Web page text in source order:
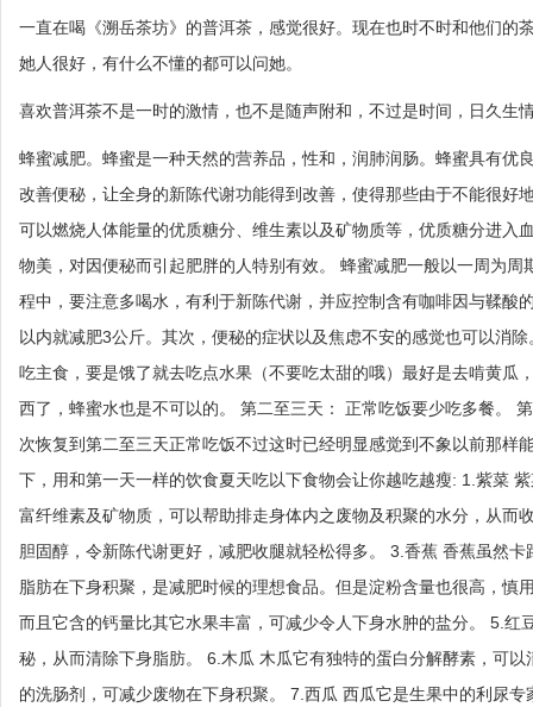
一直在喝《溯岳茶坊》的普洱茶，感觉很好。现在也时不时和他们
她人很好，有什么不懂的都可以问她。
喜欢普洱茶不是一时的激情，也不是随声附和，不过是时间，日久生
蜂蜜减肥。蜂蜜是一种天然的营养品，性和，润肺润肠。蜂蜜具有
改善便秘，让全身的新陈代谢功能得到改善，使得那些由于不能很
可以燃烧人体能量的优质糖分、维生素以及矿物质等，优质糖分进
物美，对因便秘而引起肥胖的人特别有效。 蜂蜜减肥一般以一周为
程中，要注意多喝水，有利于新陈代谢，并应控制含有咖啡因与鞣
以内就减肥3公斤。其次，便秘的症状以及焦虑不安的感觉也可以消
吃主食，要是饿了就去吃点水果（不要吃太甜的哦）最好是去啃黄
西了，蜂蜜水也是不可以的。 第二至三天： 正常吃饭要少吃多餐。
次恢复到第二至三天正常吃饭不过这时已经明显感觉到不象以前那
下，用和第一天一样的饮食夏天吃以下食物会让你越吃越瘦: 1.紫菜
富纤维素及矿物质，可以帮助排走身体内之废物及积聚的水分，从
胆固醇，令新陈代谢更好，减肥收腿就轻松得多。 3.香蕉 香蕉虽然
脂肪在下身积聚，是减肥时候的理想食品。但是淀粉含量也很高，
而且它含的钙量比其它水果丰富，可减少令人下身水肿的盐分。 5.
秘，从而清除下身脂肪。 6.木瓜 木瓜它有独特的蛋白分解酵素，可
的洗肠剂，可减少废物在下身积聚。 7.西瓜 西瓜它是生果中的利尿